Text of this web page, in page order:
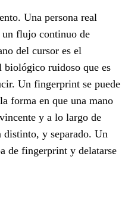
Una persona real
un flujo continuo de
del cursor es el
biológico ruidoso que es
Un fingerprint se puede
forma en que una mano
y a lo largo de
distinto, y separado. Un
de fingerprint y delatarse